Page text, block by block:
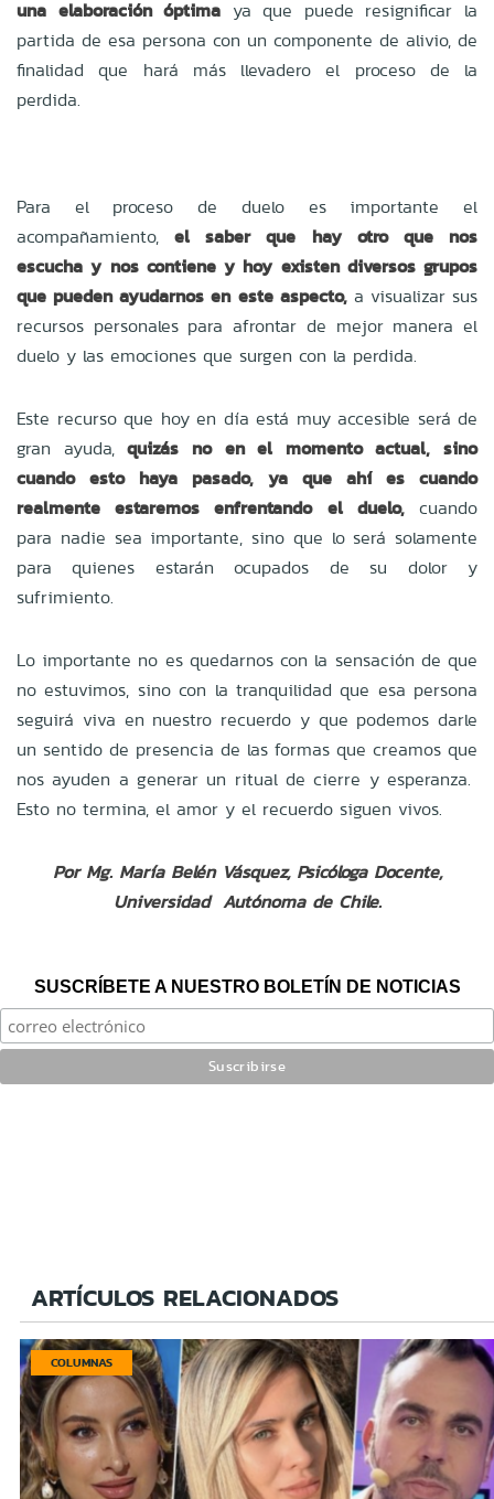
una elaboración óptima ya que puede resignificar la
partida de esa persona con un componente de alivio, de
finalidad que hará más llevadero el proceso de la
perdida.
Para el proceso de duelo es importante el
acompañamiento,el saber que hay otro que nos
escucha y nos contiene y hoy existen diversos grupos
que pueden ayudarnos en este aspecto,a visualizar sus
recursos personales para afrontar de mejor manera el
duelo y las emociones que surgen con la perdida.
Este recurso que hoy en día está muy accesible será de
gran ayuda,quizás no en el momento actual, sino
cuando esto haya pasado, ya que ahí es cuando
realmente estaremos enfrentando el duelo,cuando
para nadie sea importante, sino que lo será solamente
para quienes estarán ocupados de su dolor y
sufrimiento.
Lo importante no es quedarnos con la sensación de que
no estuvimos, sino con la tranquilidad que esa persona
seguirá viva en nuestro recuerdo y que podemos darle
un sentido de presencia de las formas que creamos que
nos ayuden a generar un ritual de cierre y esperanza.
Esto no termina, el amor y el recuerdo siguen vivos.
Por Mg. María Belén Vásquez, Psicóloga Docente,
Universidad Autónoma de Chile.
SUSCRÍBETE A NUESTRO BOLETÍN DE NOTICIAS
ARTÍCULOS RELACIONADOS
COLUMNAS